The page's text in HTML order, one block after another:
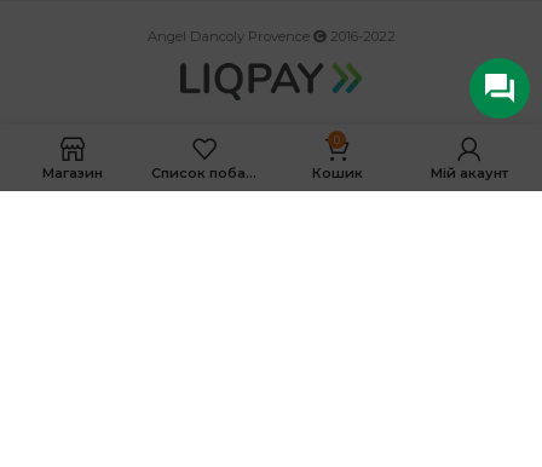
Angel Dancoly Provence 2016-2022
Магазин Список побажань
0
Кошик Мій акаунт